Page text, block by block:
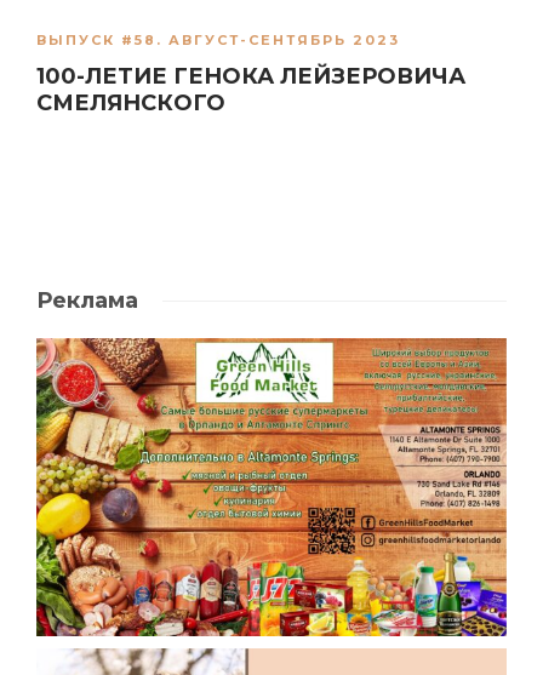
ВЫПУСК #58. АВГУСТ-СЕНТЯБРЬ 2023
100-ЛЕТИЕ ГЕНОКА ЛЕЙЗЕРОВИЧА
СМЕЛЯНСКОГО
Реклама